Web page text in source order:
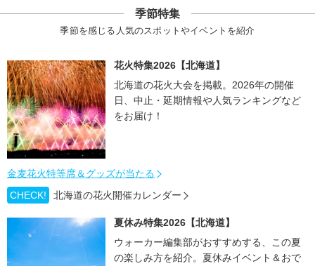
季節特集
季節を感じる人気のスポットやイベントを紹介
花火特集2026【北海道】
北海道の花火大会を掲載。2026年の開催
日、中止・延期情報や人気ランキングなど
をお届け！
金麦花火特等席＆グッズが当たる
CHECK!
北海道の花火開催カレンダー
夏休み特集2026【北海道】
ウォーカー編集部がおすすめする、この夏
の楽しみ方を紹介。夏休みイベント＆おで